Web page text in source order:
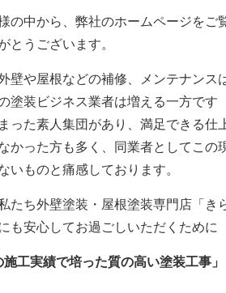
の中から、弊社のホームページをご
とうございます。
壁や屋根などの補修、メンテナンス
塗装ビジネス業者は増える一方です
った素人集団があり、満足できる仕
かった方も多く、同業者としてこの
いものと痛感しております。
たち外壁塗装・屋根塗装専門店「き
も安心してお過ごしいただくために
工実績で培った質の高い塗装工事」